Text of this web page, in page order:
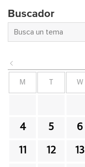
Buscador
M W
4 5 6
11 12 13